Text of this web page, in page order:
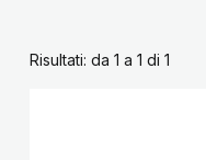
Risultati: da 1 a 1 di 1